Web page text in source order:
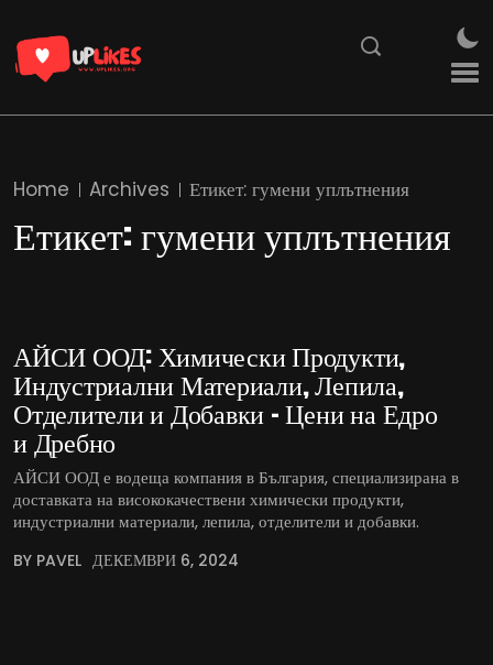
Home Archives Етикет: гумени уплътнения
Етикет:гумени уплътнения
АЙСИ ООД: Химически Продукти,
Индустриални Материали, Лепила,
Отделители и Добавки – Цени на Едро
и Дребно
АЙСИ ООД е водеща компания в България, специализирана в
доставката на висококачествени химически продукти,
индустриални материали, лепила, отделители и добавки.
BY PAVEL ДЕКЕМВРИ 6, 2024